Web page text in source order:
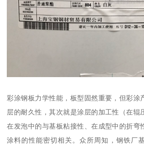
彩涂钢板力学性能，板型固然重要，但彩涂
层的耐久性，其次就是涂层的加工性（在辊
在发泡中的与基板粘接性、在成型中的折弯
涂料的性能密切相关。众所周知，钢铁厂